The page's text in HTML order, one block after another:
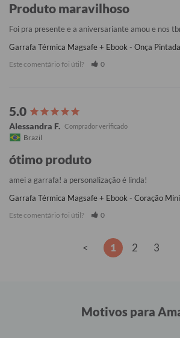
Produto maravilhoso
Foi pra presente e a aniversariante amou e nos
Garrafa Térmica Magsafe + Ebook - Onça
Este comentário foi útil? 0
Alessandra F.
Brazil
ótimo produto
amei a garrafa! a personalização é linda!
Garrafa Térmica Magsafe + Ebook - Coração
Este comentário foi útil? 0
< 1 2 3
Motivos para